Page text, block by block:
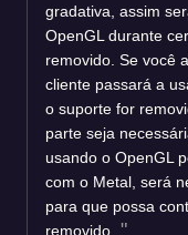
gradativa, assim
OpenGL durante
removido. Se você
cliente passará a
o suporte for
parte seja
usando o OpenGL
com o Metal, será
para que possa
removido.